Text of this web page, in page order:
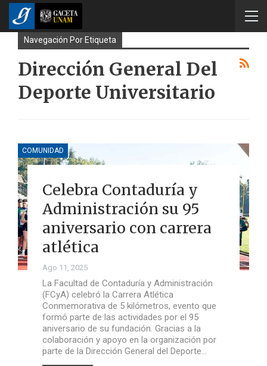
Navegación Por Etiqueta
Dirección General Del
Deporte Universitario
COMUNIDAD
Celebra Contaduría y
Administración su 95
aniversario con carrera
atlética
Ago 11, 2025
La Facultad de Contaduría y Administración
(FCyA) celebró la Carrera Atlética
Conmemorativa de 5 kilómetros, evento que
formó parte de las actividades por el 95
aniversario de su fundación. Gracias a la
colaboración y apoyo en la organización por
parte de la Dirección General del Deporte…